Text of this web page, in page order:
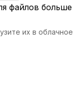
и
файлов больше
их в облачное